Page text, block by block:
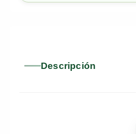
Descripción